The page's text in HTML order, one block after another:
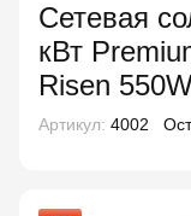
Сетевая
кВт
Risen
Артикул: 4002